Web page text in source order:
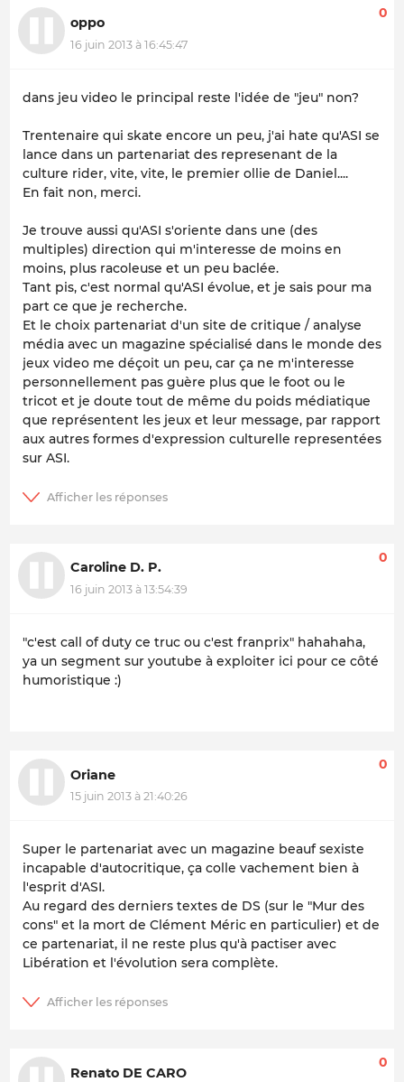
oppo
16 juin 2013 à 16:45:47
0
dans jeu video le principal reste l'idée de "jeu" non?
Trentenaire qui skate encore un peu, j'ai hate qu'ASI se
lance dans un partenariat des represenant de la
culture rider, vite, vite, le premier ollie de Daniel....
En fait non, merci.
Je trouve aussi qu'ASI s'oriente dans une (des
multiples) direction qui m'interesse de moins en
moins, plus racoleuse et un peu baclée.
Tant pis, c'est normal qu'ASI évolue, et je sais pour ma
part ce que je recherche.
Et le choix partenariat d'un site de critique / analyse
média avec un magazine spécialisé dans le monde des
jeux video me déçoit un peu, car ça ne m'interesse
personnellement pas guère plus que le foot ou le
tricot et je doute tout de même du poids médiatique
que représentent les jeux et leur message, par rapport
aux autres formes d'expression culturelle representées
sur ASI.
Caroline D. P.
16 juin 2013 à 13:54:39
0
"c'est call of duty ce truc ou c'est franprix" hahahaha,
ya un segment sur youtube à exploiter ici pour ce côté
humoristique :)
Oriane
15 juin 2013 à 21:40:26
0
Super le partenariat avec un magazine beauf sexiste
incapable d'autocritique, ça colle vachement bien à
l'esprit d'ASI.
Au regard des derniers textes de DS (sur le "Mur des
cons" et la mort de Clément Méric en particulier) et de
ce partenariat, il ne reste plus qu'à pactiser avec
Libération et l'évolution sera complète.
Renato DE CARO
0